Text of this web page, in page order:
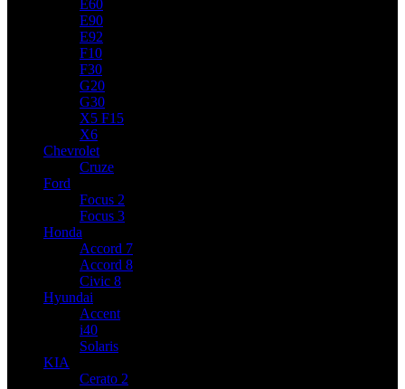
E60
E90
E92
F10
F30
G20
G30
X5 F15
X6
Chevrolet
Cruze
Ford
Focus 2
Focus 3
Honda
Accord 7
Accord 8
Civic 8
Hyundai
Accent
i40
Solaris
KIA
Cerato 2